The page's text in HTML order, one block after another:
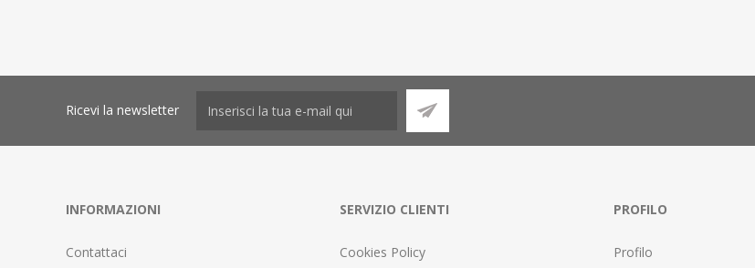
Ricevi la newsletter
INFORMAZIONI
Contattaci
SERVIZIO CLIENTI
Cookies Policy
PROFILO
Profilo